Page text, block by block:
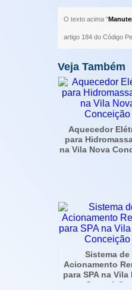
O texto acima "
artigo 184 do Código
Veja Também
Aquecedor
para
na Vila Nova
Sistema de
Acionamento
para SPA na Vila
Conceição